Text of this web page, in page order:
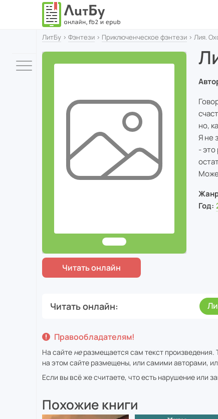
ЛитБу › Фэнтези › Приключенческое фэнтези › Лия.
но,
Я не
-
Год:
Читать онлайн
Правообладателям!
На сайте неразмещается сам текст произведения.
на этом сайте размещены, или самими авторами,
Если вы всё же считаете, что есть нарушение или
Похожие книги